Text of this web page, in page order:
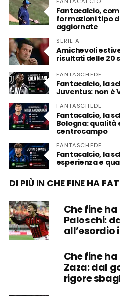
Fantacalcio,
formazioni tipo
aggiornate
SERIE A
Amichevoli
risultati delle 20
FANTASCHEDE
Fantacalcio, la
Juventus: non è
FANTASCHEDE
Fantacalcio, la
Bologna: qualità
centrocampo
FANTASCHEDE
Fantacalcio, la
esperienza e
DI PIÙ IN CHE FINE HA
Che fine
Paloschi:
all’esordio
Che fine
Zaza: dal
rigore